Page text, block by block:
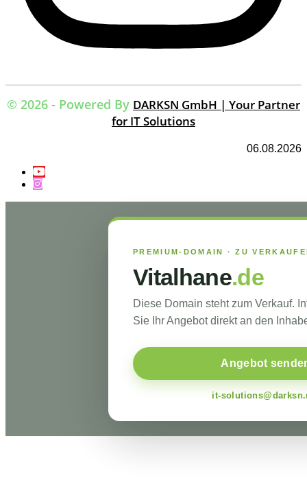
© 2026 - Powered By DARKSN GmbH | Your Partner
for IT Solutions
06.08.2026
PREMIUM-DOMAIN · ZU
Vitalhane.de
Diese Domain steht zum Verkauf.
Sie Ihr Angebot direkt an den
Angebot
it-